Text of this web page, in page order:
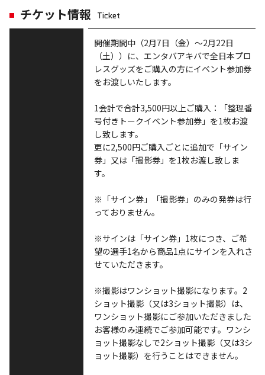
チケット情報 Ticket
開催期間中（2月7日（金）～2月22日
（土））に、エンタバアキバで全日本プロ
レスグッズをご購入の方にイベント参加券
をお渡しいたします。
1会計で合計3,500円以上ご購入：「整理番
号付きトークイベント参加券」を1枚お渡
し致します。
更に2,500円ご購入ごとに追加で「サイン
券」又は「撮影券」を1枚お渡し致しま
す。
※「サイン券」「撮影券」のみの発券は行
っておりません。
※サインは「サイン券」1枚につき、ご希
望の選手1名から商品1点にサインを入れさ
せていただきます。
※撮影はワンショット撮影になります。2
ショット撮影（又は3ショット撮影）は、
ワンショット撮影にご参加いただきました
お客様のみ連続でご参加可能です。ワンシ
ョット撮影なしで2ショット撮影（又は3シ
ョット撮影）を行うことはできません。